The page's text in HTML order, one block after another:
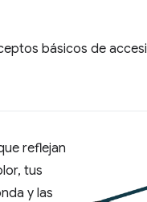
básicos de
reflejan
tus
y las